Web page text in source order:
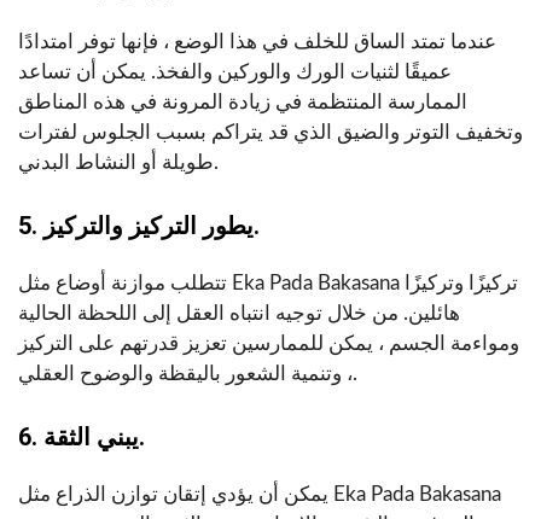
عندما تمتد الساق للخلف في هذا الوضع ، فإنها توفر امتدادًا
عميقًا لثنيات الورك والوركين والفخذ. يمكن أن تساعد
الممارسة المنتظمة في زيادة المرونة في هذه المناطق
وتخفيف التوتر والضيق الذي قد يتراكم بسبب الجلوس لفترات
طويلة أو النشاط البدني.
5. يطور التركيز والتركيز.
تتطلب موازنة أوضاع مثل Eka Pada Bakasana تركيزًا وتركيزًا
هائلين. من خلال توجيه انتباه العقل إلى اللحظة الحالية
ومواءمة الجسم ، يمكن للممارسين تعزيز قدرتهم على التركيز
، وتنمية الشعور باليقظة والوضوح العقلي.
6. يبني الثقة.
يمكن أن يؤدي إتقان توازن الذراع مثل Eka Pada Bakasana